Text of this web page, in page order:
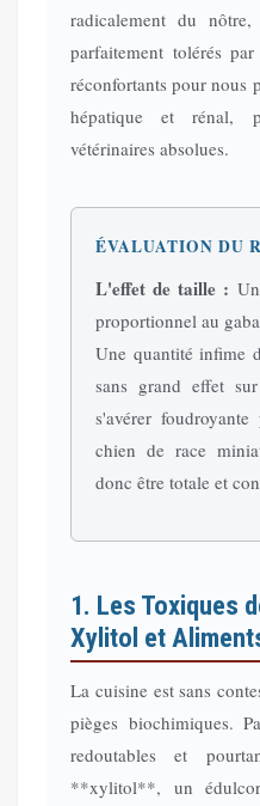
radicalement du
parfaitement tolérés
réconfortants pour nous
hépatique et rénal,
vétérinaires absolues.
ÉVALUATION DU
L'effet de taille :
proportionnel au
Une quantité infime
sans grand effet
s'avérer
chien de race
donc être totale et
1. Les Toxiques
Xylitol et
La cuisine est sans
pièges biochimiques.
redoutables et
**xylitol**, un